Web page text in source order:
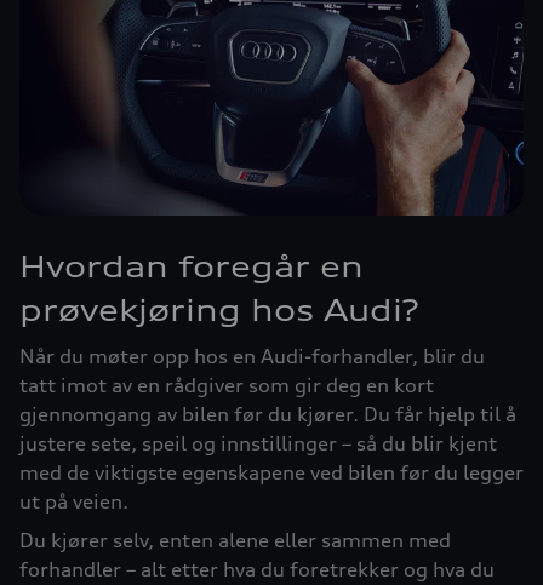
Hvordan foregår en
prøvekjøring hos Audi?
Når du møter opp hos en Audi-forhandler, blir du
tatt imot av en rådgiver som gir deg en kort
gjennomgang av bilen før du kjører. Du får hjelp til å
justere sete, speil og innstillinger – så du blir kjent
med de viktigste egenskapene ved bilen før du legger
ut på veien.
Du kjører selv, enten alene eller sammen med
forhandler – alt etter hva du foretrekker og hva du